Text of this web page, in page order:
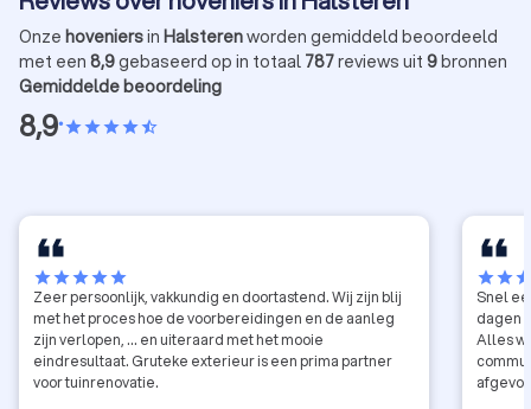
Onze hoveniersin Halsterenworden gemiddeld beoordeeld
met een 8,9gebaseerd op in totaal 787reviews uit 9bronnen
Gemiddelde beoordeling
8,9•starstarstarstarstar_half
starstarstarstarstar
Zeer persoonlijk, vakkundig en doortastend. Wij zijn blij
met het proces hoe de voorbereidingen en de aanleg
zijn verlopen, ... en uiteraard met het mooie
eindresultaat. Gruteke exterieur is een prima partner
voor tuinrenovatie.
starstar
Snel
dagen
Alles